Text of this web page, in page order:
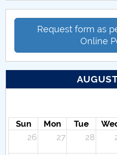
Request form as
Online
Sun Mon Tue
26
27 28